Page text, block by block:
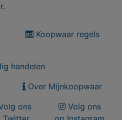
Koopwaar regels
handelen
Over Mijnkoopwaar
ons
Volg ons